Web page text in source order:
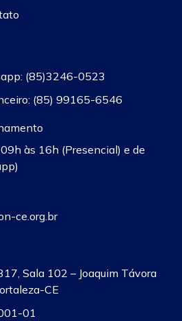
(85)3246-0523
(85) 99165-6546
às 16h (Presencial) e de
ce.org.br
Sala 102 – Joaquim Távora
CE
01